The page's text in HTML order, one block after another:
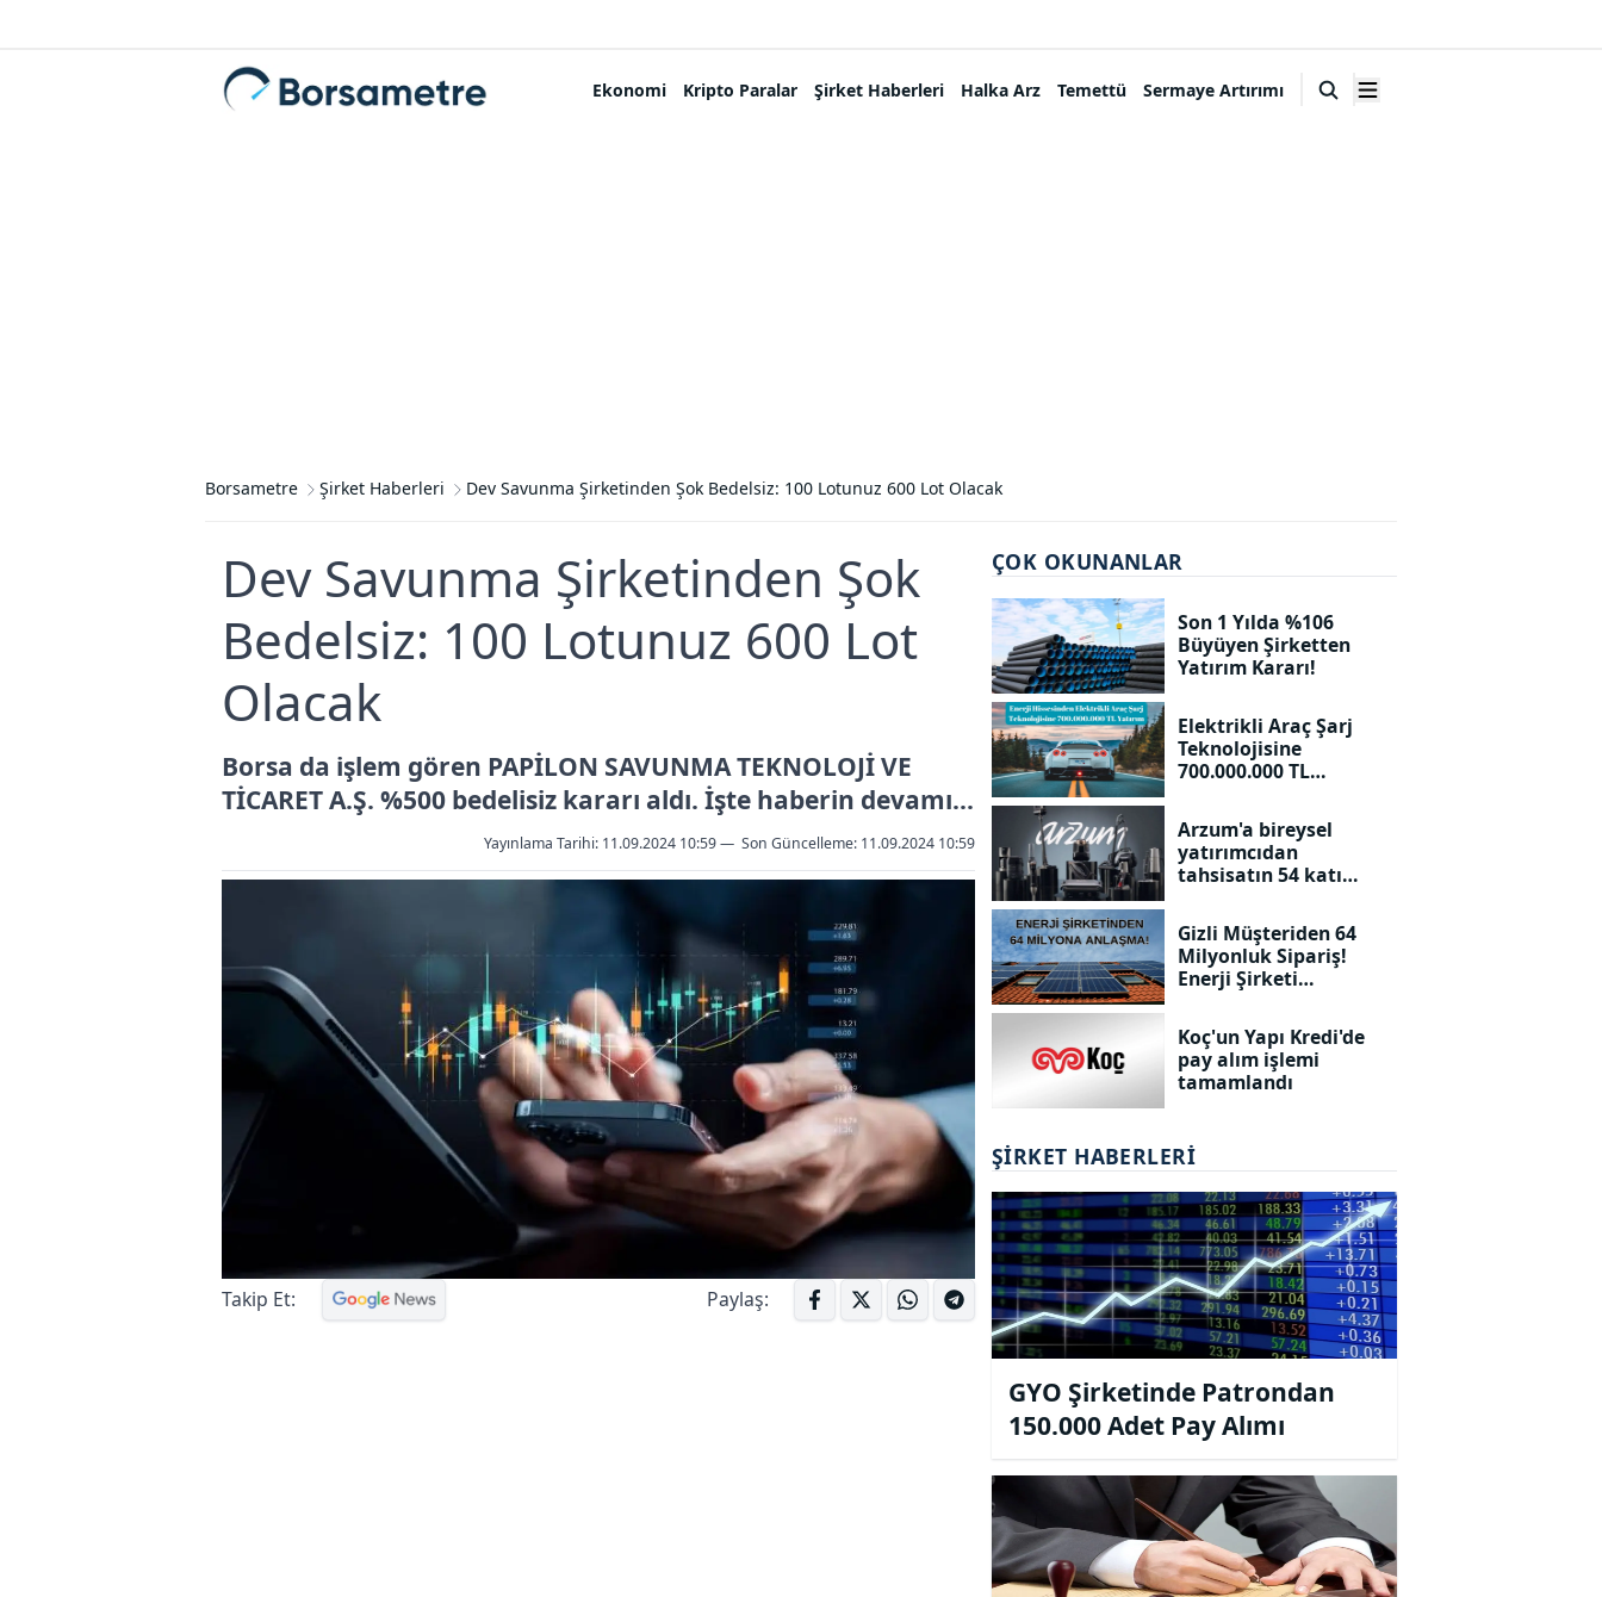
Ekonomi Kripto Paralar Şirket Haberleri Halka Arz Temettü Sermaye Artırımı
Borsametre Şirket Haberleri Dev Savunma Şirketinden Şok Bedelsiz: 100 Lotunuz 600 Lot Olacak
Dev Savunma Şirketinden Şok
Bedelsiz: 100 Lotunuz 600 Lot
Olacak
Borsa da işlem gören PAPİLON SAVUNMA TEKNOLOJİ VE
TİCARET A.Ş. %500 bedelisiz kararı aldı. İşte haberin devamı...
Yayınlama Tarihi: 11.09.2024 10:59— Son Güncelleme: 11.09.2024 10:59
Takip Et: Paylaş:
ÇOK OKUNANLAR
Son 1 Yılda %106
Büyüyen Şirketten
Yatırım Kararı!
Elektrikli Araç Şarj
Teknolojisine
700.000.000 TL
Arzum'a bireysel
yatırımcıdan
tahsisatın 54 katı
dağıtılacak?
Gizli Müşteriden 64
Milyonluk Sipariş!
Enerji Şirketi
Koç'un Yapı Kredi'de
pay alım işlemi
tamamlandı
ŞIRKET HABERLERI
GYO Şirketinde Patrondan
150.000 Adet Pay Alımı